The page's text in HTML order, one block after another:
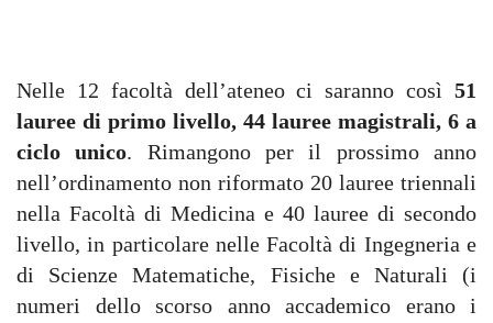
Nelle 12 facoltà dell’ateneo ci saranno così 51
lauree di primo livello, 44 lauree magistrali, 6 a
ciclo unico. Rimangono per il prossimo anno
nell’ordinamento non riformato 20 lauree triennali
nella Facoltà di Medicina e 40 lauree di secondo
livello, in particolare nelle Facoltà di Ingegneria e
di Scienze Matematiche, Fisiche e Naturali (i
numeri dello scorso anno accademico erano i